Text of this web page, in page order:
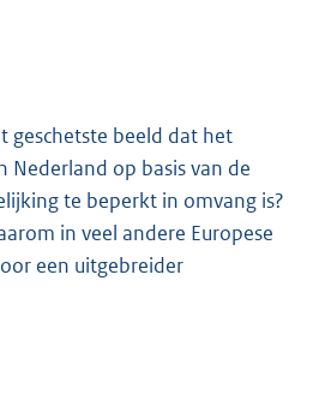
geschetste beeld dat het
Nederland op basis van de
te beperkt in omvang is?
in veel andere Europese
een uitgebreider